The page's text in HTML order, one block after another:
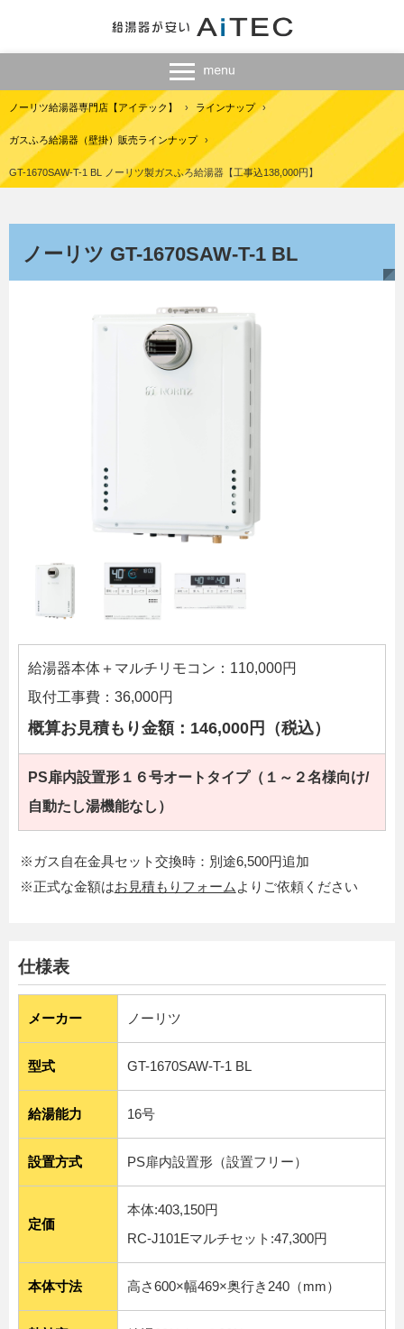
ノーリツ給湯器専門店【アイテック】 › ラインナップ ›
ガスふろ給湯器（壁掛）販売ラインナップ ›
GT-1670SAW-T-1 BL ノーリツ製ガスふろ給湯器【工事込138,000円】
ノーリツ GT-1670SAW-T-1 BL
給湯器本体＋マルチリモコン：110,000円
取付工事費：36,000円
概算お見積もり金額：146,000円（税込）
PS扉内設置形１６号オートタイプ（１～２名様向け/
自動たし湯機能なし）
※ガス自在金具セット交換時：別途6,500円追加
※正式な金額はお見積もりフォーム よりご依頼ください
仕様表
メーカー ノーリツ
型式 GT-1670SAW-T-1 BL
給湯能力 16号
設置方式 PS扉内設置形（設置フリー）
定価
本体:403,150円
RC-J101Eマルチセット:47,300円
本体寸法 高さ600×幅469×奥行き240（mm）